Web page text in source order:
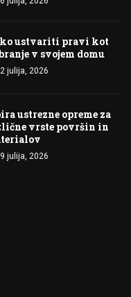
ustvariti pravi kot
v svojem domu
julija, 2026
ustrezne opreme za
vrste površin in
julija, 2026